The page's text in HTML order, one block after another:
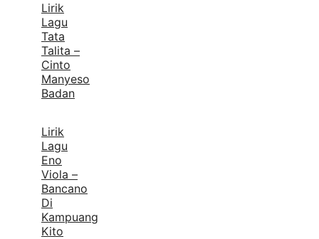
Lirik
Lagu
Tata
Talita –
Cinto
Manyeso
Badan
Lirik
Lagu
Eno
Viola –
Bancano
Di
Kampuang
Kito